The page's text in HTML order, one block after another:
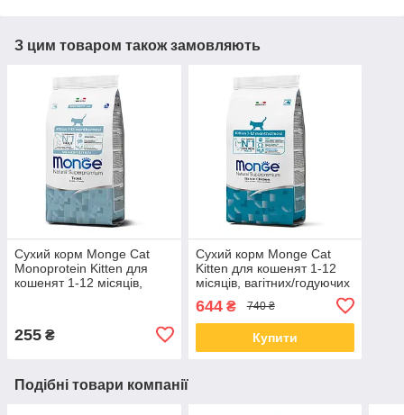
З цим товаром також замовляють
Сухий корм Monge Cat
Monoprotein Kitten для
кошенят 1-12 місяців,
255 ₴
Сухий корм Monge Cat
Kitten для кошенят 1-12
місяців, вагітних/годуючих
644₴ 740 ₴
Купити
Подібні товари компанії